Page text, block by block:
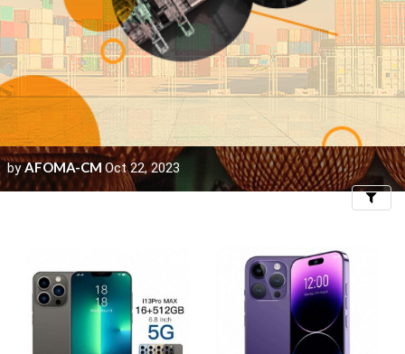
CMOct 22, 2023 by
Filters